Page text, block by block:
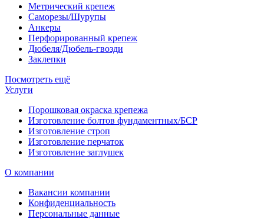
Метрический крепеж
Саморезы/Шурупы
Анкеры
Перфорированный крепеж
Дюбеля/Дюбель-гвозди
Заклепки
Посмотреть ещё
Услуги
Порошковая окраска крепежа
Изготовление болтов фундаментных/БСР
Изготовление строп
Изготовление перчаток
Изготовление заглушек
О компании
Вакансии компании
Конфиденциальность
Персональные данные